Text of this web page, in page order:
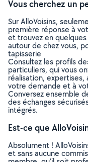
Vous cherchez un
Sur AlloVoisins,
première réponse à
et trouvez en
autour de chez vous,
tapisserie
Consultez les profils
particuliers, qui vous
réalisation, expertises,
votre demande et à
Conversez ensemble
des échanges
intégrés.
Est-ce que
Absolument !
et sans aucune